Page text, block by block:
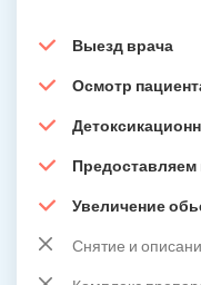
Выезд врача
Осмотр
Предоставляем
Увеличение
Снятие и